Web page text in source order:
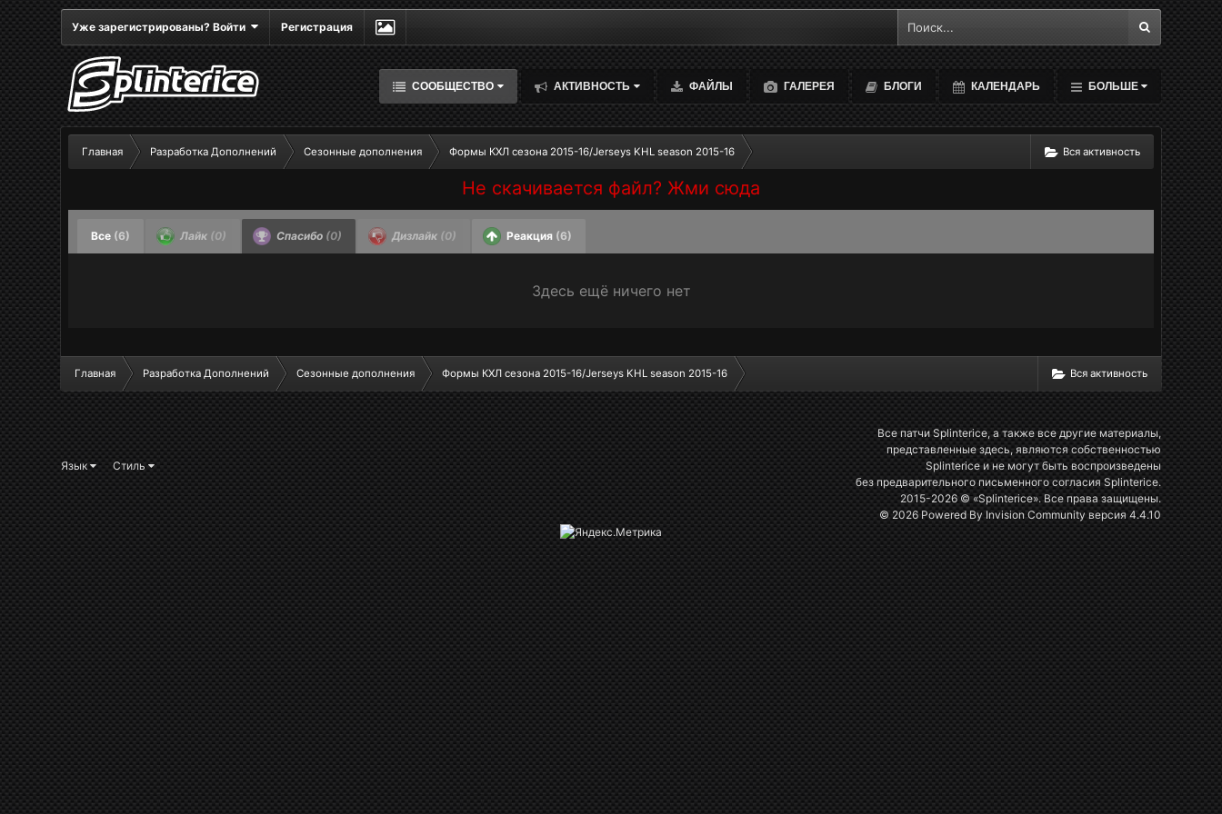
Уже зарегистрированы? Войти Регистрация
СООБЩЕСТВО АКТИВНОСТЬ ФАЙЛЫ ГАЛЕРЕЯ БЛОГИ КАЛЕНДАРЬ БОЛЬШЕ
Вся активность
Главная Разработка Дополнений Сезонные дополнения Формы КХЛ сезона 2015-16/Jerseys KHL season 2015-16
Не скачивается файл? Жми сюда
Все (6) Лайк (0) Спасибо (0) Дизлайк (0) Реакция (6)
Здесь ещё ничего нет
Вся активность
Главная Разработка Дополнений Сезонные дополнения Формы КХЛ сезона 2015-16/Jerseys KHL season 2015-16
Язык Стиль
Все патчи Splinterice, а также все другие материалы,
представленные здесь, являются собственностью
Splinterice и не могут быть воспроизведены
без предварительного письменного согласия Splinterice.
2015-2026 © «Splinterice». Все права защищены.
© 2026 Powered ByInvision Community версия 4.4.10